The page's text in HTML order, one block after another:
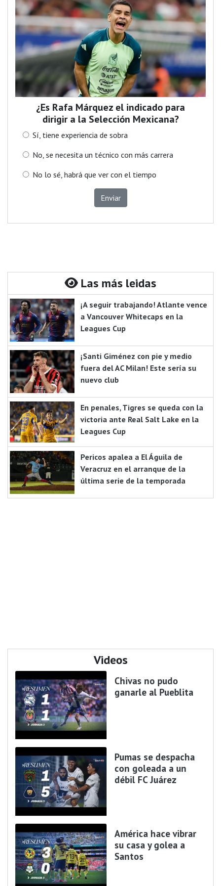
¿Es Rafa Márquez el indicado para
dirigir a la Selección Mexicana?
Sí, tiene experiencia de sobra
No, se necesita un técnico con más carrera
No lo sé, habrá que ver con el tiempo
Enviar
Las más leidas
¡A seguir trabajando! Atlante vence
a Vancouver Whitecaps en la
Leagues Cup
¡Santi Giménez con pie y medio
fuera del AC Milan! Este sería su
nuevo club
En penales, Tigres se queda con la
victoria ante Real Salt Lake en la
Leagues Cup
Pericos apalea a El Águila de
Veracruz en el arranque de la
última serie de la temporada
Videos
Chivas no pudo
ganarle al Pueblita
Pumas se despacha
con goleada a un
débil FC Juárez
América hace vibrar
su casa y golea a
Santos